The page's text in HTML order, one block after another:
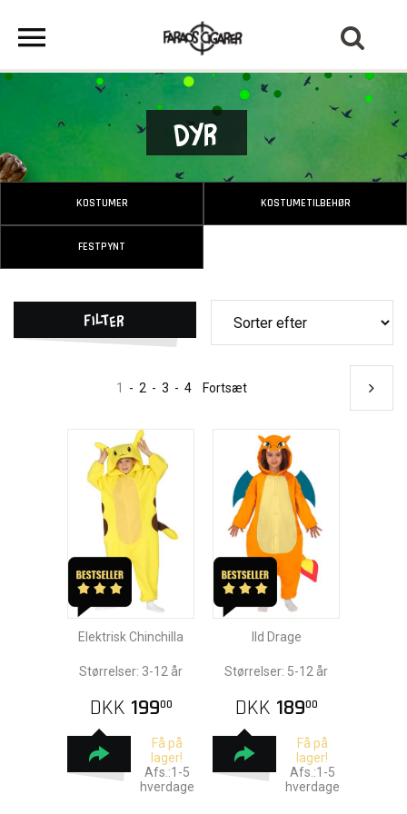
Dyr
KOSTUMER KOSTUMETILBEHØR
FESTPYNT
Filter
1 - 2 - 3 - 4 Fortsæt
Elektrisk Chinchilla
Størrelser: 3-12 år
DKK 19900
Få på
lager!
Afs.:1-5
hverdage
Ild Drage
Størrelser: 5-12 år
DKK 18900
Få på
lager!
Afs.:1-5
hverdage